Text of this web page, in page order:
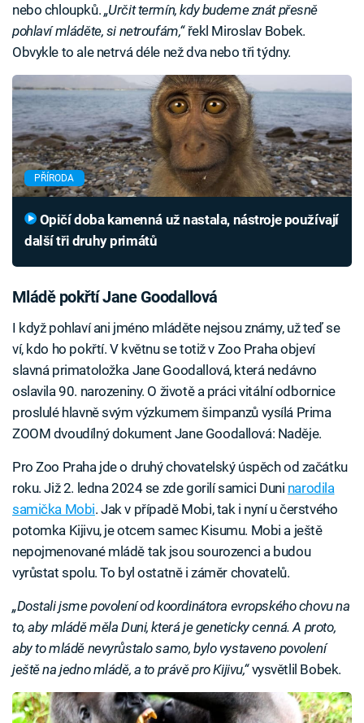
nebo chloupků. „Určit termín, kdy budeme znát přesně
pohlaví mláděte, si netroufám,“řekl Miroslav Bobek.
Obvykle to ale netrvá déle než dva nebo tři týdny.
PŘÍRODA
další tři druhy primátů
Mládě pokřtí Jane Goodallová
I když pohlaví ani jméno mláděte nejsou známy, už teď se
ví, kdo ho pokřtí. V květnu se totiž v Zoo Praha objeví
slavná primatoložka Jane Goodallová, která nedávno
oslavila 90. narozeniny. O životě a práci vitální odbornice
proslulé hlavně svým výzkumem šimpanzů vysílá Prima
ZOOM dvoudílný dokument Jane Goodallová: Naděje.
Pro Zoo Praha jde o druhý chovatelský úspěch od začátku
roku. Již 2. ledna 2024 se zde gorilí samici Duni narodila
samička Mobi. Jak v případě Mobi, tak i nyní u čerstvého
potomka Kijivu, je otcem samec Kisumu. Mobi a ještě
nepojmenované mládě tak jsou sourozenci a budou
vyrůstat spolu. To byl ostatně i záměr chovatelů.
„Dostali jsme povolení od koordinátora evropského chovu na
to, aby mládě měla Duni, která je geneticky cenná. A proto,
aby to mládě nevyrůstalo samo, bylo vystaveno povolení
ještě na jedno mládě, a to právě pro Kijivu,“vysvětlil Bobek.